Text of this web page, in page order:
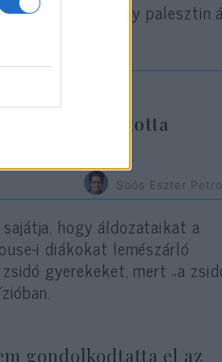
„támogatja egy palesztin
tíz napig tartotta
Soós Eszter
hogy áldozataikat a
i diákokat lemészárló
gyerekeket, mert „a
gondolkodtatta el az